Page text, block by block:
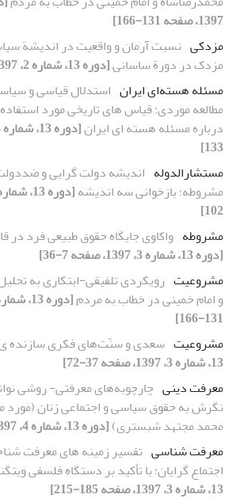
1397، صفحه 131-166]
مزدکی نسبت آرمان و واقعیت در اندیشة
مزدک در دورة ساسانی[دوره 13، شماره 2، 1397، صفحه 7-32]
مسئله هسته‌ای ایران استدلال قیاسی و
مطالعه موردی: قیاس های تاریخی مورد
درباره مسئله هسته ای ایران
133]
مستشارالدوله اندیشه دولت گرایی و
مشروطه؛ بازخوانی سه اندیشه
102]
مشروطه واکاوی جایگاه حقوق طبیعی فرد
[دوره 13، شماره 3، 1397، صفحه 7-36]
مشروعیت رویکردی تلفیقی-ابتکاری به
و امام خمینی در خطاب به مردم
131-166]
مشروعیت سعدی و سنّت‌های فکری سازنده
13، شماره 3، 1397، صفحه 37-72]
معرفت دینی چارچوبه‌های معرفتی- روشی
نگرش به حقوق سیاسی و اجتماعی زنان (مورد
محمد مجتهد شبستری)[دوره 13، شماره 4، 1397، صفحه 7-38]
معرفت شناسی تفسیر زمینه های معرفت
اجتماع گرایان؛ با تأکید بر دستگاه فلسفی
13، شماره 3، 1397، صفحه 185-215]